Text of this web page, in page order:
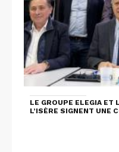
LE GROUPE ELEGIA ET
L’ISÈRE SIGNENT UNE